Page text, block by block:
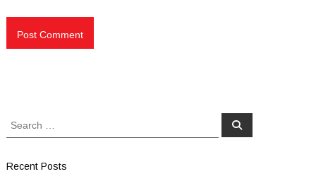
Search
Recent Posts